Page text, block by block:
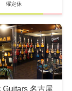
曜定休
Guitars 名古屋